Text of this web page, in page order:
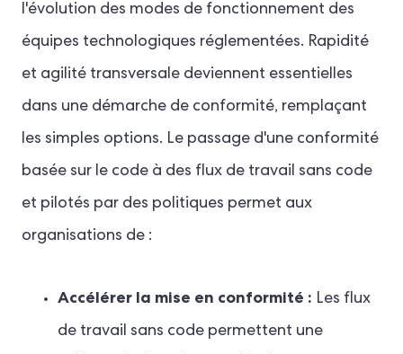
l'évolution des modes de fonctionnement des
équipes technologiques réglementées. Rapidité
et agilité transversale deviennent essentielles
dans une démarche de conformité, remplaçant
les simples options. Le passage d'une conformité
basée sur le code à des flux de travail sans code
et pilotés par des politiques permet aux
organisations de :
Accélérer la mise en conformité : Les flux
de travail sans code permettent une